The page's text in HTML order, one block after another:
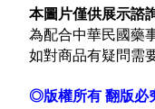
本圖片僅供展示諮
為配合中華民國藥
如對商品有疑問需
◎版權所有 翻版